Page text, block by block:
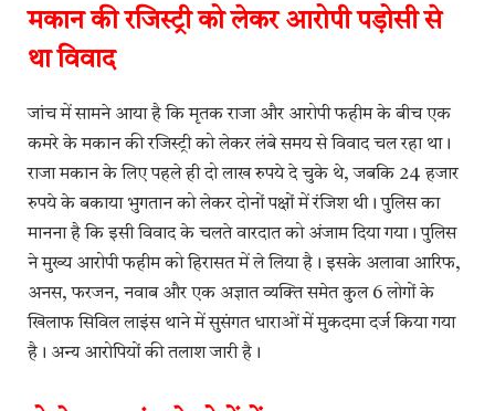
मकान की रजिस्ट्री को लेकर आरोपी पड़ोसी से
था विवाद
जांच में सामने आया है कि मृतक राजा और आरोपी फहीम के बीच एक
कमरे के मकान की रजिस्ट्री को लेकर लंबे समय से विवाद चल रहा था।
राजा मकान के लिए पहले ही दो लाख रुपये दे चुके थे, जबकि 24 हजार
रुपये के बकाया भुगतान को लेकर दोनों पक्षों में रंजिश थी। पुलिस का
मानना है कि इसी विवाद के चलते वारदात को अंजाम दिया गया। पुलिस
ने मुख्य आरोपी फहीम को हिरासत में ले लिया है। इसके अलावा आरिफ,
अनस, फरजन, नवाब और एक अज्ञात व्यक्ति समेत कुल 6 लोगों के
खिलाफ सिविल लाइंस थाने में सुसंगत धाराओं में मुकदमा दर्ज किया गया
है। अन्य आरोपियों की तलाश जारी है।